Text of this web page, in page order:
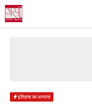
Skip
to
content
इतिहास का अभ्यास